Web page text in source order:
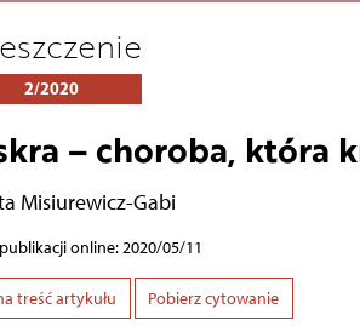
2/2020
– choroba, która
Misiurewicz-Gabi
online: 2020/05/11
treść artykułu Pobierz cytowanie